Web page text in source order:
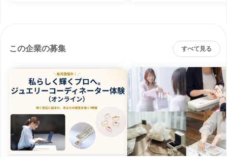
この企業の募集 すべて見る